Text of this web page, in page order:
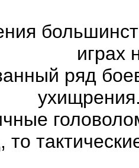
играх
ряд
то